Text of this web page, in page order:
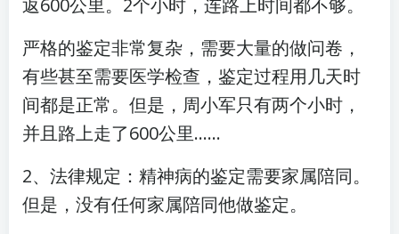
返600公里。2个小时，连路上时间都不够。
严格的鉴定非常复杂，需要大量的做问卷，
有些甚至需要医学检查，鉴定过程用几天时
间都是正常。但是，周小军只有两个小时，
并且路上走了600公里……
2、法律规定：精神病的鉴定需要家属陪同。
但是，没有任何家属陪同他做鉴定。